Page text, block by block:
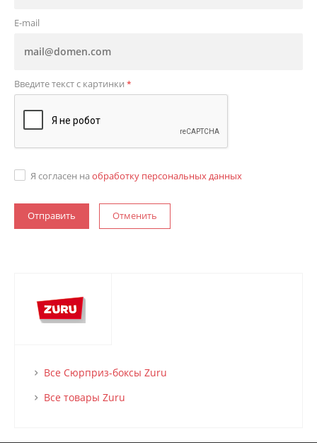
E-mail
Введите текст с картинки *
Я согласен на обработку персональных данных
Отменить
Все Сюрприз-боксы Zuru
Все товары Zuru